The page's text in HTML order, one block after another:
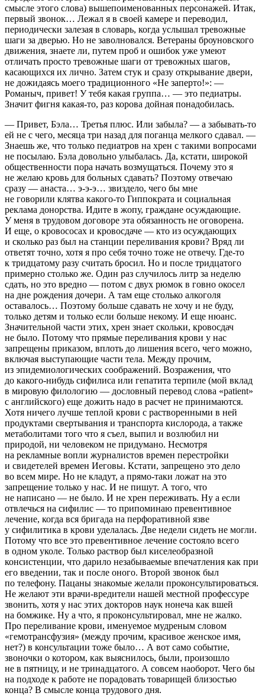
смысле этого слова) вышепоименованных персонажей. Итак,
первый звонок… Лежал я в своей камере и переводил,
периодически залезая в словарь, когда услышал тревожные
шаги за дверью. Но не заволновался. Ветераны броуновского
движения, знаете ли, путем проб и ошибок уже умеют
отличать просто тревожные шаги от тревожных шагов,
касающихся их лично. Затем стук и сразу открывание двери,
не дожидаясь моего традиционного «Не заперто!»: —
Романыч, привет! У тебя какая группа… — это педиатры.
Значит фигня какая-то, раз корова дойная понадобилась.
— Привет, Бэла… Третья плюс. Или забыла? — а забывать-то
ей не с чего, месяца три назад для поганца мелкого сдавал. —
Знаешь же, что только педиатров на хрен с такими вопросами
не посылаю. Бэла довольно улыбалась. Да, кстати, широкой
общественности пора начать возмущаться. Почему это я
не желаю кровь для больных сдавать? Поэтому отвечаю
сразу — анаста… э-э-э… звиздело, чего бы мне
не говорили клятва какого-то Гиппократа и социальная
реклама донорства. Идите в жопу, граждане осуждающие.
У меня в трудовом договоре эта обязанность не оговорена.
И еще, о кровососах и кровосдаче — кто из осуждающих
и сколько раз был на станции переливания крови? Вряд ли
ответят точно, хотя я про себя точно тоже не отвечу. Где-то
к тридцатому разу считать бросил. Но и после тридцатого
примерно столько же. Один раз случилось литр за неделю
сдать, но это вредно — потом с двух рюмок в говно окосел
на дне рождения дочери. А там еще столько алкоголя
оставалось… Поэтому больше сдавать не хочу и не буду,
только детям и только если больше некому. И еще нюанс.
Значительной части этих, хрен знает скольки, кровосдач
не было. Потому что прямые переливания крови у нас
запрещены приказом, вплоть до лишения всего, чего можно,
включая выступающие части тела. Между прочим,
из эпидемиологических соображений. Возражения, что
до какого-нибудь сифилиса или гепатита терпиле (мой вклад
в мировую филологию — дословный перевод слова «patient»
с английского) еще дожить надо в расчет не принимаются.
Хотя ничего лучше теплой крови с растворенными в ней
продуктами свертывания и транспорта кислорода, а также
метаболитами того что я съел, выпил и возлюбил ни
природой, ни человеком не придумано. Несмотря
на рекламные вопли журналистов времен перестройки
и свидетелей времен Иеговы. Кстати, запрещено это дело
во всем мире. Но не кладут, а прямо-таки ложат на это
запрещение только у нас. И не пишут. А того, что
не написано — не было. И не хрен переживать. Ну а если
отвлечься на сифилис — то припоминаю превентивное
лечение, когда вся бригада на перфоративной язве
у сифилитика в крови уделалась. Две недели сидеть не могли.
Потому что все это превентивное лечение состояло всего
в одном уколе. Только раствор был киселеобразной
консистенции, что дарило незабываемые впечатления как при
его введении, так и после оного. Второй звонок был
по телефону. Пацаны знакомые желали проконсультироваться.
Не желают эти врачи-вредители нашей местной профессуре
звонить, хотя у нас этих докторов наук нонеча как вшей
на бомжике. Ну а что, я проконсультировал, мне не жалко.
Про переливание крови, именуемое мудреным словом
«гемотрансфузия» (между прочим, красивое женское имя,
нет?) в консультации тоже было… А вот само событие,
звоночки о котором, как выяснилось, были, произошло
не в пятницу, и не тринадцатого. А совсем наоборот. Чего бы
на подходе к работе не порадовать товарищей близостью
конца? В смысле конца трудового дня.